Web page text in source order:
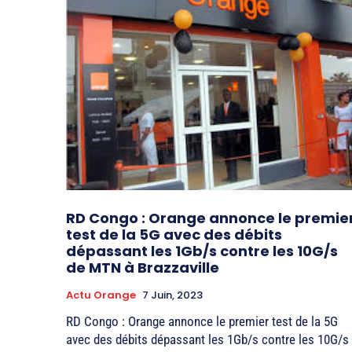
RD Congo : Orange annonce le
test de la 5G avec des débits
dépassant les 1Gb/s contre les 10G/s
de MTN à Brazzaville
Actu Orange 7 Juin, 2023
RD Congo : Orange annonce le premier test de la 5G
avec des débits dépassant les 1Gb/s contre les 10G/s